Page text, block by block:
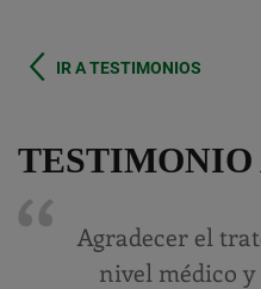
IR A TESTIMONIOS
Agradecer el
nivel médico